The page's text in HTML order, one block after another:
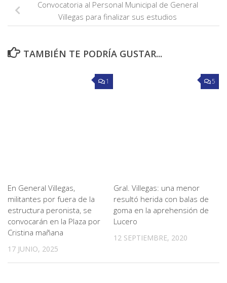
Convocatoria al Personal Municipal de General
Villegas para finalizar sus estudios
TAMBIÉN TE PODRÍA GUSTAR...
1
En General Villegas,
militantes por fuera de la
estructura peronista, se
convocarán en la Plaza por
Cristina mañana
17 JUNIO, 2025
5
Gral. Villegas: una menor
resultó herida con balas de
goma en la aprehensión de
Lucero
12 SEPTIEMBRE, 2020